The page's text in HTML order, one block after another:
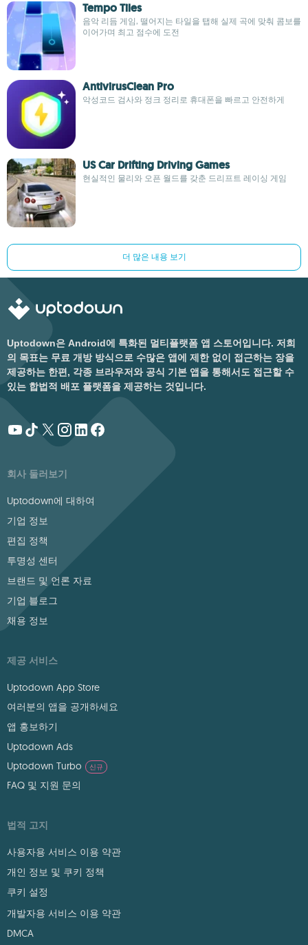
Tempo Tiles
음악 리듬 게임, 떨어지는 타일을 탭해 실제 곡에 맞춰 콤보를
이어가며 최고 점수에 도전
AntivirusClean Pro
악성코드 검사와 정크 정리로 휴대폰을 빠르고 안전하게
US Car Drifting Driving Games
현실적인 물리와 오픈 월드를 갖춘 드리프트 레이싱 게임
더 많은 내용 보기
Uptodown은 Android에 특화된 멀티플랫폼 앱 스토어입니다. 저희
의 목표는 무료 개방 방식으로 수많은 앱에 제한 없이 접근하는 장을
제공하는 한편, 각종 브라우저와 공식 기본 앱을 통해서도 접근할 수
있는 합법적 배포 플랫폼을 제공하는 것입니다.
회사 둘러보기
Uptodown에 대하여
기업 정보
편집 정책
투명성 센터
브랜드 및 언론 자료
기업 블로그
채용 정보
제공 서비스
Uptodown App Store
여러분의 앱을 공개하세요
앱 홍보하기
Uptodown Ads
Uptodown Turbo
신규
FAQ 및 지원 문의
법적 고지
사용자용 서비스 이용 약관
개인 정보 및 쿠키 정책
쿠키 설정
개발자용 서비스 이용 약관
DMCA